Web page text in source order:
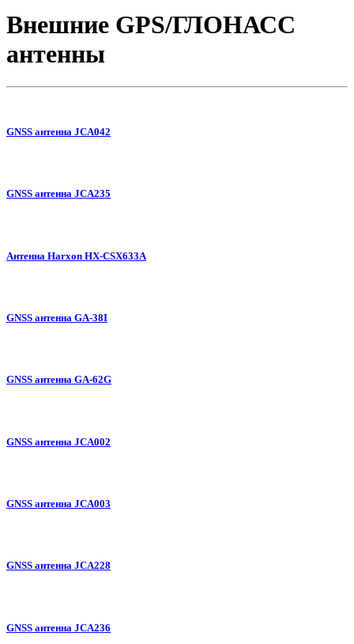
Внешние GPS/ГЛОНАСС
антенны
GNSS антенна JCA042
GNSS антенна JCA235
Антенна Harxon HX-CSX633A
GNSS антенна GA-38I
GNSS антенна GA-62G
GNSS антенна JCA002
GNSS антенна JCA003
GNSS антенна JCA228
GNSS антенна JCA236